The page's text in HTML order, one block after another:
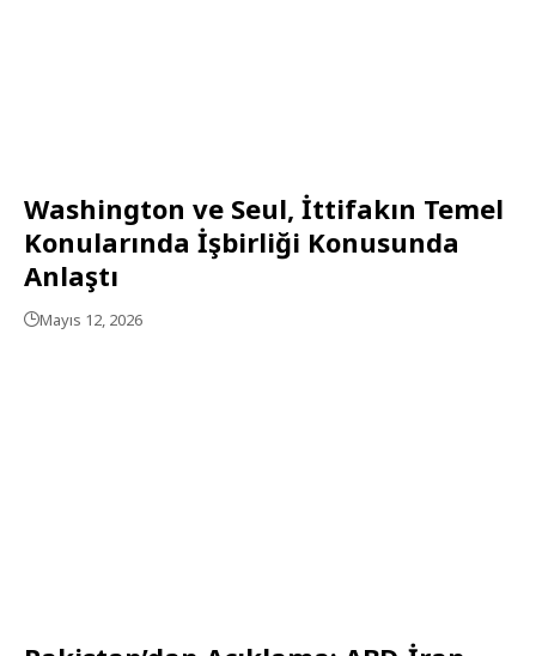
Washington ve Seul, İttifakın Temel
Konularında İşbirliği Konusunda
Anlaştı
Mayıs 12, 2026